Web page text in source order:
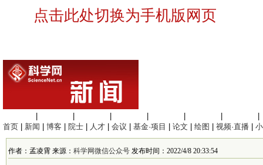
点击此处切换为手机版网页
首页
新闻 博客 院士 人才 会议 基金·项目 论文 绘图 视频·直播
作者：孟凌霄 来源： 科学网微信公众号 发布时间：2022/4/8 20:33:54